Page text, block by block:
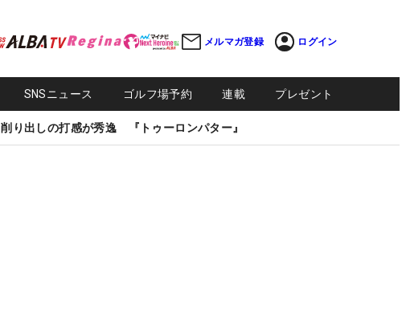
メルマガ登録 ログイン
SNSニュース ゴルフ場予約 連載 プレゼント
削り出しの打感が秀逸 『トゥーロンパター』